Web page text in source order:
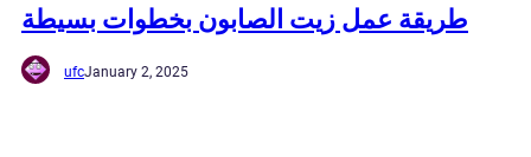
طريقة عمل زيت الصابون بخطوات بسيطة
ufcJanuary 2, 2025